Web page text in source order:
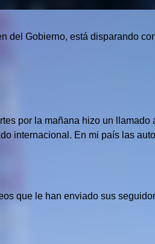
del Gobierno, está disparando
por la mañana hizo un
internacional. En mi país las
que le han enviado sus